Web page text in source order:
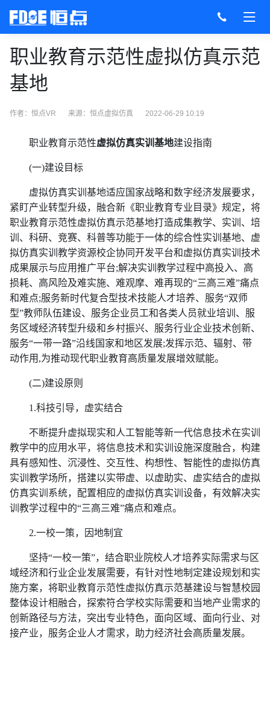
职业教育示范性虚拟仿真示范
基地
作者：恒点VR 来源： 恒点虚拟仿真 2022-06-29 10:19
职业教育示范性虚拟仿真实训基地建设指南
(一)建设目标
虚拟仿真实训基地适应国家战略和数字经济发展要求，
紧盯产业转型升级，融合新《职业教育专业目录》规定，将
职业教育示范性虚拟仿真示范基地打造成集教学、实训、培
训、科研、竞赛、科普等功能于一体的综合性实训基地、虚
拟仿真实训教学资源校企协同开发平台和虚拟仿真实训技术
成果展示与应用推广平台;解决实训教学过程中高投入、高
损耗、高风险及难实施、难观摩、难再现的“三高三难”痛点
和难点;服务新时代复合型技术技能人才培养、服务“双师
型”教师队伍建设、服务企业员工和各类人员就业培训、服
务区域经济转型升级和乡村振兴、服务行业企业技术创新、
服务“一带一路”沿线国家和地区发展;发挥示范、辐射、带
动作用,为推动现代职业教育高质量发展增效赋能。
(二)建设原则
1.科技引导，虚实结合
不断提升虚拟现实和人工智能等新一代信息技术在实训
教学中的应用水平，将信息技术和实训设施深度融合，构建
具有感知性、沉浸性、交互性、构想性、智能性的虚拟仿真
实训教学场所，搭建以实带虚、以虚助实、虚实结合的虚拟
仿真实训系统，配置相应的虚拟仿真实训设备，有效解决实
训教学过程中的“三高三难”痛点和难点。
2.一校一策，因地制宜
坚持“一校一策”，结合职业院校人才培养实际需求与区
域经济和行业企业发展需要，有针对性地制定建设规划和实
施方案，将职业教育示范性虚拟仿真示范基建设与智慧校园
整体设计相融合，探索符合学校实际需要和当地产业需求的
创新路径与方法，突出专业特色，面向区域、面向行业、对
接产业，服务企业人才需求，助力经济社会高质量发展。